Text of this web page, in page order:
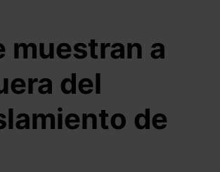
muestran a
del
de